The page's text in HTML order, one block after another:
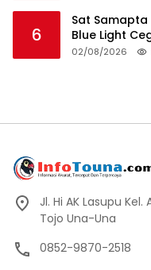
6
Sat
Blue Light
02/08/2026
Jl. Hi AK Lasupu
Tojo Una-Una
0852-9870-2518